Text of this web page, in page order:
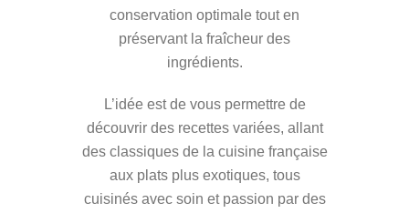
conservation optimale tout en
préservant la fraîcheur des
ingrédients.
L’idée est de vous permettre de
découvrir des recettes variées, allant
des classiques de la cuisine française
aux plats plus exotiques, tous
cuisinés avec soin et passion par des